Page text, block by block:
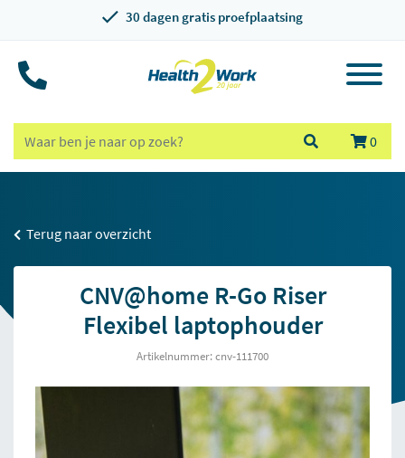
30 dagen gratis proefplaatsing
0
Terug naar overzicht
CNV@home R-Go Riser
Flexibel laptophouder
Artikelnummer: cnv-111700